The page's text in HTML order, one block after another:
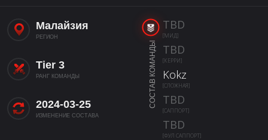
Малайзия
РЕГИОН
Tier 3
РАНГ КОМАНДЫ
2024-03-25
ИЗМЕНЕНИЕ СОСТАВА
СОСТАВ КОМАНДЫ
TBD
[МИД]
TBD
[КЕРРИ]
Kokz
[СЛОЖНАЯ]
TBD
[САППОРТ]
TBD
[ФУЛ САППОРТ]